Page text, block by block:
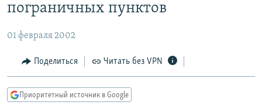
поиску
СЕВЕР.РЕАЛИИ
СИБИРЬ.РЕАЛИИ
ПОДПИШИТЕСЬ НА РАССЫЛКУ
СОЦИАЛЬНЫЕ СЕТИ
пограничных пунктов
01 февраля 2002
Поделиться Читать без VPN
Приоритетный источник в Google